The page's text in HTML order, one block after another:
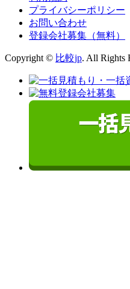
プライバシーポリシー
お問い合わせ
登録会社募集（無料）
Copyright © 比較jp. All Rights